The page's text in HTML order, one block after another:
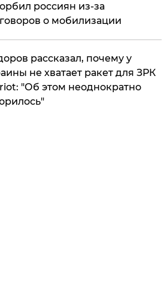
россиян из-за
о мобилизации
рассказал, почему у
не хватает ракет для ЗРК
"Об этом неоднократно